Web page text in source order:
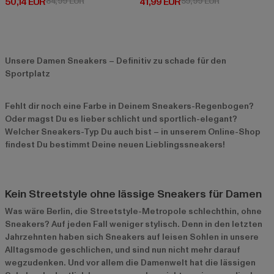
Unsere Damen Sneakers – Definitiv zu schade für den
Sportplatz
Fehlt dir noch eine Farbe in Deinem Sneakers-Regenbogen?
Oder magst Du es lieber schlicht und sportlich-elegant?
Welcher Sneakers-Typ Du auch bist – in unserem Online-Shop
findest Du bestimmt Deine neuen Lieblingssneakers!
Kein Streetstyle ohne lässige Sneakers für Damen
Was wäre Berlin, die Streetstyle-Metropole schlechthin, ohne
Sneakers? Auf jeden Fall weniger stylisch. Denn in den letzten
Jahrzehnten haben sich Sneakers auf leisen Sohlen in unsere
Alltagsmode geschlichen, und sind nun nicht mehr darauf
wegzudenken. Und vor allem die Damenwelt hat die lässigen